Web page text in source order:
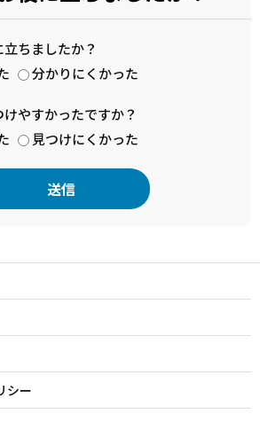
ちましたか？
分かりにくかった
やすかったですか？
見つけにくかった
シー